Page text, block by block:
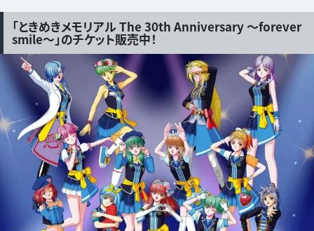
「ときめきメモリアル The 30th Anniversary ～forever
smile～」のチケット販売中！